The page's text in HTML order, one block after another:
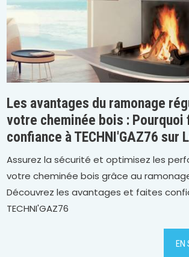
Les avantages du ramonage
votre cheminée bois : Pourquoi
confiance à TECHNI'GAZ76 sur
Assurez la sécurité et optimisez les
votre cheminée bois grâce au
Découvrez les avantages et faites
TECHNI'GAZ76
EN